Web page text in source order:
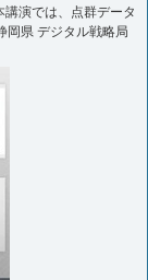
演では、点群データ
岡県 デジタル戦略局